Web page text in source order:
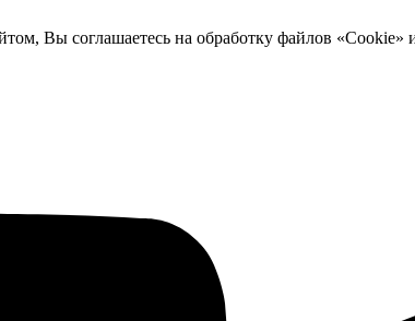
Вы соглашаетесь на обработку файлов